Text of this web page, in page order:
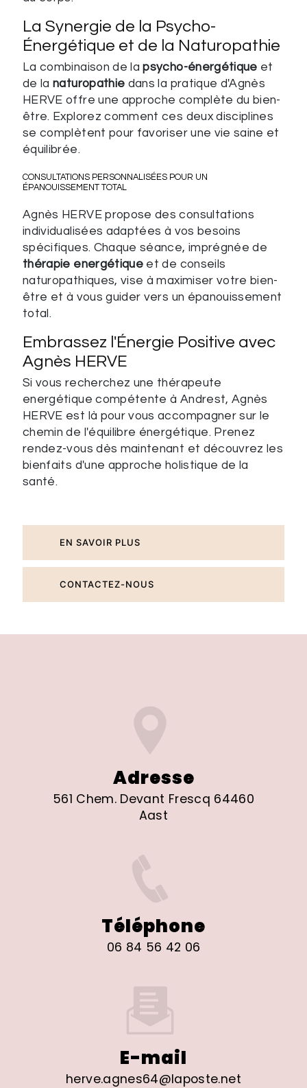
La Synergie de la Psycho-
Énergétique et de la Naturopathie
La combinaison de lapsycho-énergétique et
de lanaturopathie dans la pratique d'Agnès
HERVE offre une approche complète du bien-
être. Explorez comment ces deux disciplines
se complètent pour favoriser une vie saine et
équilibrée.
CONSULTATIONS PERSONNALISÉES POUR UN
ÉPANOUISSEMENT TOTAL
Agnès HERVE propose des consultations
individualisées adaptées à vos besoins
spécifiques. Chaque séance, imprégnée de
thérapie energétique et de conseils
naturopathiques, vise à maximiser votre bien-
être et à vous guider vers un épanouissement
total.
Embrassez l'Énergie Positive avec
Agnès HERVE
Si vous recherchez une thérapeute
energétique compétente à Andrest, Agnès
HERVE est là pour vous accompagner sur le
chemin de l'équilibre énergétique. Prenez
rendez-vous dès maintenant et découvrez les
bienfaits d'une approche holistique de la
santé.
EN SAVOIR PLUS
CONTACTEZ-NOUS
Adresse
561 Chem. Devant Frescq 64460
Aast
Téléphone
06 84 56 42 06
E-mail
herve.agnes64@laposte.net